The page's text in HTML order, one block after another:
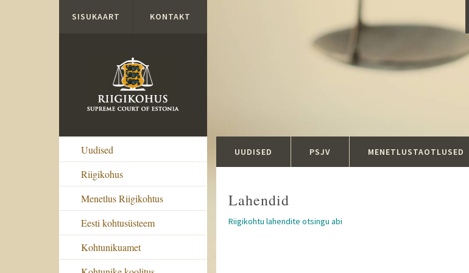
SISUKAART KONTAKT
Uudised
Riigikohus
Menetlus Riigikohtus
Eesti kohtusüsteem
Kohtunikuamet
UUDISED PSJV MENETLUSTAOTLUSED
Lahendid
Riigikohtu lahendite otsingu abi